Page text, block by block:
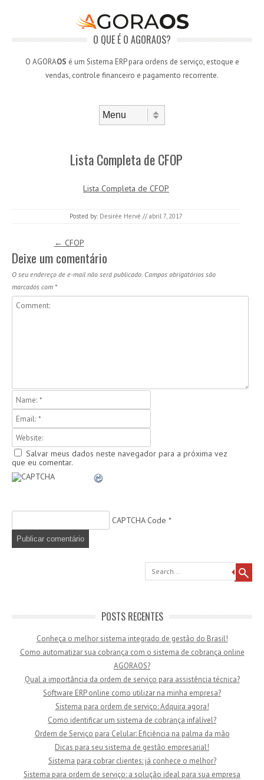
O QUE É O AGORAOS?
O AGORAOS é um Sistema ERP para ordens de serviço, estoque e
vendas, controle financeiro e pagamento recorrente.
Lista Completa de CFOP
Lista Completa de CFOP
Posted by: Desirée Hervé // abril 7, 2017
Post navigation← CFOP
Deixe um comentário
O seu endereço de e-mail não será publicado. Campos obrigatórios são
marcados com *
Salvar meus dados neste navegador para a próxima vez
que eu comentar.
CAPTCHA Code *
Search
POSTS RECENTES
Conheça o melhor sistema integrado de gestão do Brasil!
Como automatizar sua cobrança com o sistema de cobrança online
AGORAOS?
Qual a importância da ordem de serviço para assistência técnica?
Software ERP online como utilizar na minha empresa?
Sistema para ordem de serviço: Adquira agora!
Como identificar um sistema de cobrança infalível?
Ordem de Serviço para Celular: Eficiência na palma da mão
Dicas para seu sistema de gestão empresarial!
Sistema para cobrar clientes: já conhece o melhor?
Sistema para ordem de serviço: a solução ideal para sua empresa